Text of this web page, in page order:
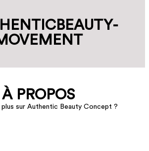
À PROPOS
plus sur Authentic Beauty Concept ?